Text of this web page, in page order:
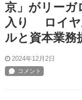
京」がリー
入り ロイヤ
ルと資本業務
2024年12月2日